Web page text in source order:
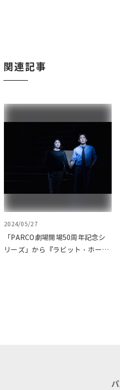
関連記事
2024/05/27
「PARCO劇場開場50周年記念シ
リーズ」から『ラビット・ホー